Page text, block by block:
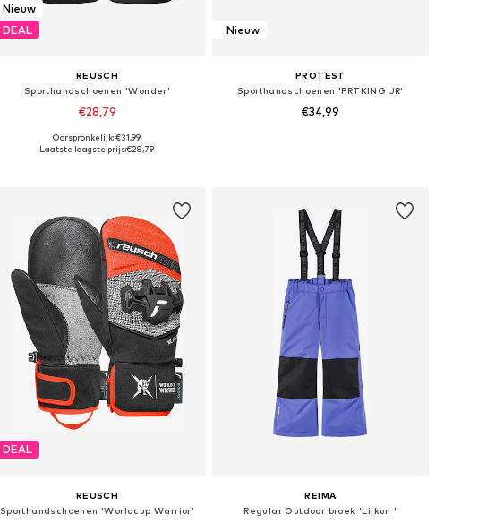
Nieuw
DEAL
REUSCH
Sporthandschoenen 'Wonder'
€28,79
Beschikbaar in vele maten
Oorspronkelijk: €31,99
Laatste laagste prijs:€28,79
Nieuw
PROTEST
Sporthandschoenen 'PRTKING JR'
€34,99
DEAL
REUSCH
Sporthandschoenen 'Worldcup Warrior'
REIMA
Regular Outdoor broek 'Liikun '